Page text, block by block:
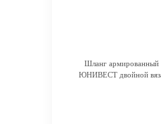
Шланг
ЮНИВЕСТ двойной